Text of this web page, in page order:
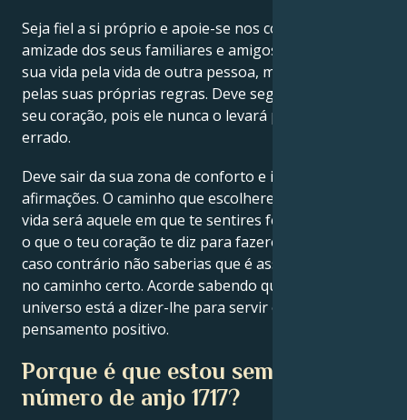
Seja fiel a si próprio e apoie-se nos conselhos e na
amizade dos seus familiares e amigos. Não meça a
sua vida pela vida de outra pessoa, mas a sua vida
pelas suas próprias regras. Deve seguir sempre o
seu coração, pois ele nunca o levará pelo caminho
errado.
Deve sair da sua zona de conforto e incorporar mais
afirmações. O caminho que escolheres para a tua
vida será aquele em que te sentires feliz por seguires
o que o teu coração te diz para fazeres e tomares,
caso contrário não saberias que é assim que estás
no caminho certo. Acorde sabendo que um anjo ou o
universo está a dizer-lhe para servir o homem com
pensamento positivo.
Porque é que estou sempre a ver o
número de anjo 1717?